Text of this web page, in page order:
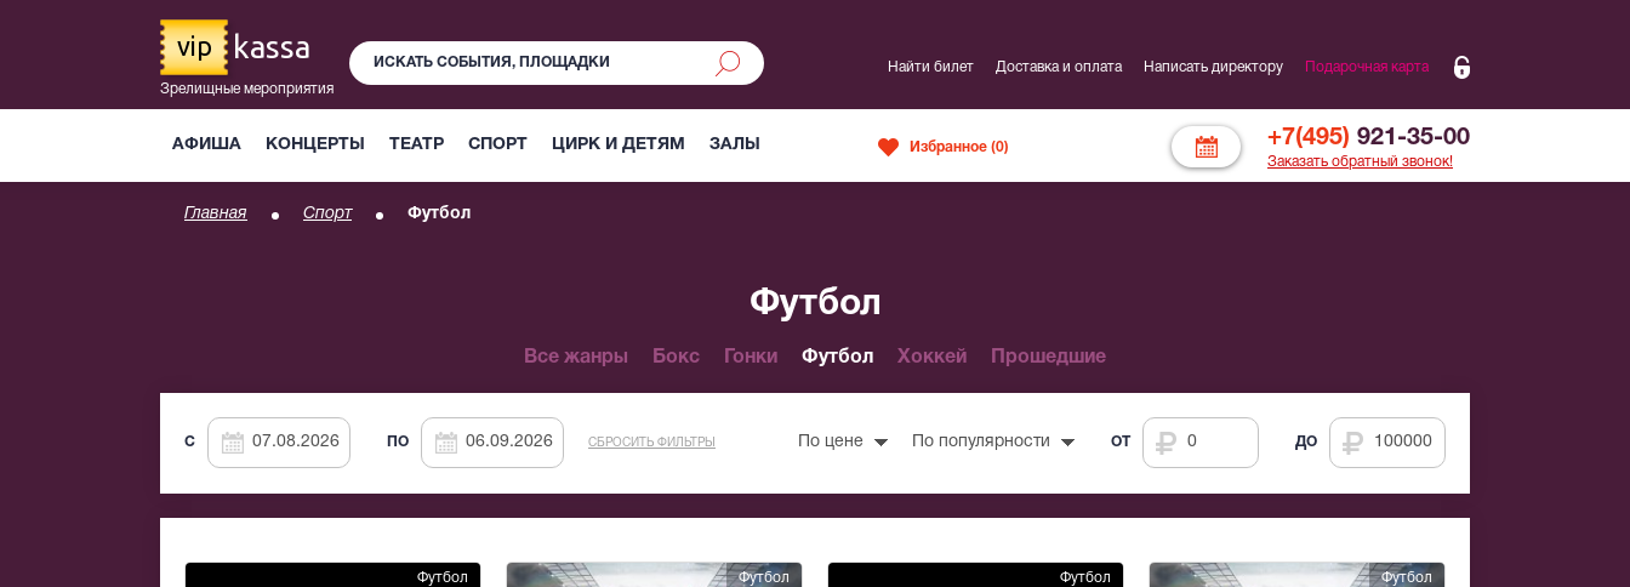
vip kassa
Зрелищные мероприятия
АФИША КОНЦЕРТЫ ТЕАТР СПОРТ ЦИРК И ДЕТЯМ ЗАЛЫ
Найти билет Доставка и оплата Написать директору Подарочная карта
+7(495) 921-35-00
Заказать обратный звонок!
Избранное (0)
Главная Спорт Футбол
Футбол
Все жанры Бокс Гонки Футбол Хоккей Прошедшие
C ПО СБРОСИТЬ ФИЛЬТРЫ ОТ ДО
По цене По популярности
Футбол Футбол Футбол Футбол